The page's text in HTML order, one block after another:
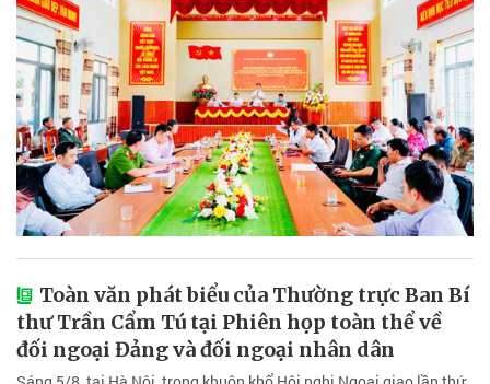
Toàn văn phát biểu của Thường trực Ban Bí
thư Trần Cẩm Tú tại Phiên họp toàn thể về
đối ngoại Đảng và đối ngoại nhân dân